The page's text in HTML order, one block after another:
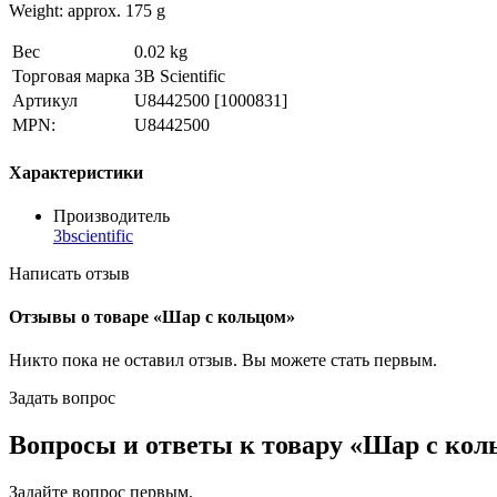
Weight: approx. 175 g
Вес
0.02 kg
Торговая марка 3B Scientific
Артикул
U8442500 [1000831]
MPN:
U8442500
Характеристики
Производитель
3bscientific
Написать отзыв
Отзывы о товаре «Шар с кольцом»
Никто пока не оставил отзыв. Вы можете стать первым.
Задать вопрос
Вопросы и ответы к товару «Шар с
Задайте вопрос первым.